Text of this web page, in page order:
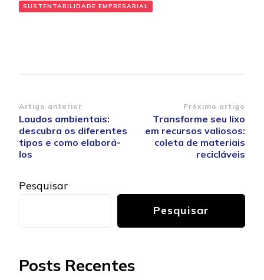
SUSTENTABILIDADE EMPRESARIAL
Navegação
de
post
Artigo anterior
Laudos ambientais:
descubra os diferentes
tipos e como elaborá-
los
Próximo artigo
Transforme seu lixo
em recursos valiosos:
coleta de materiais
recicláveis
Pesquisar
Pesquisar
Posts Recentes